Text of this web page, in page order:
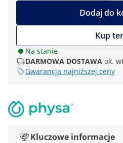
Dodaj do
Kup
Na stanie
DARMOWA DOSTAWA ok.
Gwarancja najniższej ceny
Kluczowe informacje